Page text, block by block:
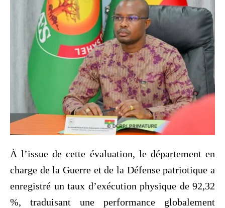
‎À l’issue de cette évaluation, le département en
charge de la Guerre et de la Défense patriotique a
enregistré un taux d’exécution physique de 92,32
%, traduisant une performance globalement